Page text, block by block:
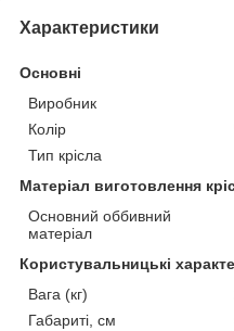
Характеристики
Основні
Виробник
Колір
Тип крісла
Матеріал виготовлення
Основний оббивний
матеріал
Користувальницькі
Вага (кг)
Габариті, см